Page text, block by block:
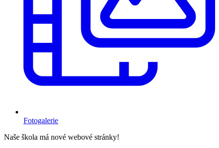
Fotogalerie
Naše škola má nové webové stránky!